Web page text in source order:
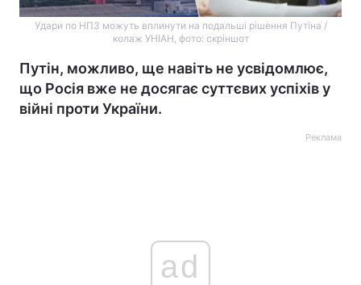
Удари по НПЗ можуть вплинути на подальші рішення Путіна /
колаж УНІАН, фото: скріншот
Путін, можливо, ще навіть не усвідомлює,
що Росія вже не досягає суттєвих успіхів у
війні проти України.
Реклама
ad